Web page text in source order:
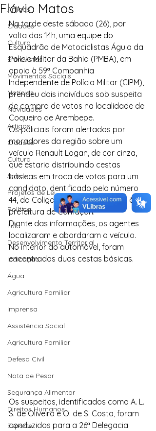
Artigos
Cidades
Cultura
Entrevistas
Movimentos Sociais
Notícias
Novidades
Artigos
Cidades
Cultura
Saúde
Projetos de Lei
Política
Lula
Desenvolvimento Territorial
Indicação
Água
Agricultura Familiar
Imprensa
Assistência Social
Agricultura Familiar
Defesa Civil
Nota de Pesar
Segurança Alimentar
Direitos Humanos
Esporte
Flávio Matos
Na tarde deste sábado (26), por
volta das 14h, uma equipe do
Esquadrão de Motociclistas Águia da
Polícia Militar da Bahia (PMBA), em
apoio à 59ª Companhia
Independente de Polícia Militar (CIPM),
prendeu dois indivíduos sob suspeita
de compra de votos na localidade de
Coqueiro de Arembepe.
Os policiais foram alertados por
moradores da região sobre um
veículo Renault Logan, de cor cinza,
que estaria distribuindo cestas
básicas em troca de votos para um
candidato identificado pelo número
44, da Coligação de Flávio Matos à
prefeitura de Camaçari.
Diante das informações, os agentes
localizaram e abordaram o veículo.
No interior do automóvel, foram
encontradas duas cestas básicas.
Os suspeitos, identificados como A. L.
S. de Oliveira e O. de S. Costa, foram
conduzidos para a 26ª Delegacia